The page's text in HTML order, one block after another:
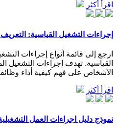
اقرأ أكثر
إجراءات التشغيل القياسية:
ارجع إلى قائمة أنواع إجراءات
القياسية. تهدف إجراءات التشغيل
الأشخاص على فهم كيفية أداء
اقرأ أكثر
نموذج دليل اجراءات العمل